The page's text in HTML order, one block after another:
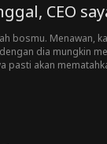
CEO
bosmu. Menawan,
dia mungkin
pasti akan